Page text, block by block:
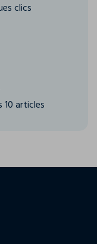
clics
10 articles